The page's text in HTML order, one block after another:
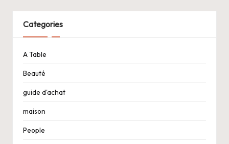
Categories
A Table
Beauté
guide d'achat
maison
People